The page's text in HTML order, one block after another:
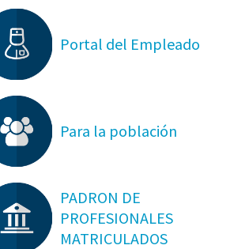
Portal del Empleado
Para la población
PADRON DE
PROFESIONALES
MATRICULADOS